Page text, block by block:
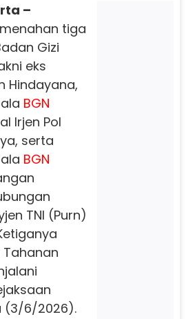
–
tiga
Gizi
eks
Hindayana,
BGN
Irjen Pol
serta
BGN
TNI (Purn)
(3/6/2026).